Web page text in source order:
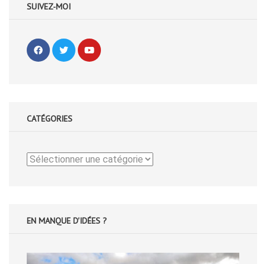
SUIVEZ-MOI
CATÉGORIES
Catégories
EN MANQUE D'IDÉES ?